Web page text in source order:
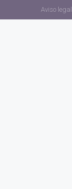
Aviso legal